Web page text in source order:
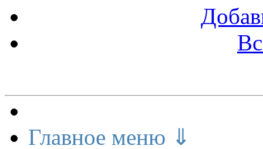
Главное меню ⇓